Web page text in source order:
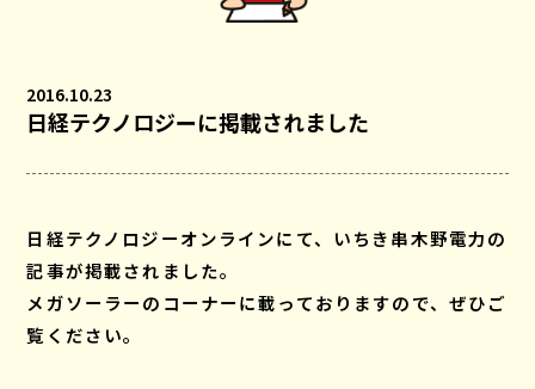
2016.10.23
日経テクノロジーに掲載されました
日経テクノロジーオンラインにて、いちき串木野電力の
記事が掲載されました。
メガソーラーのコーナーに載っておりますので、ぜひご
覧ください。